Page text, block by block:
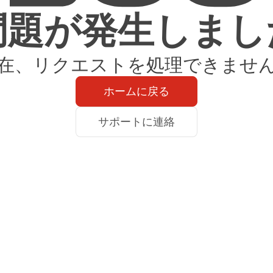
が発生しま
、リクエストを処理できませ
ホームに戻る
サポートに連絡